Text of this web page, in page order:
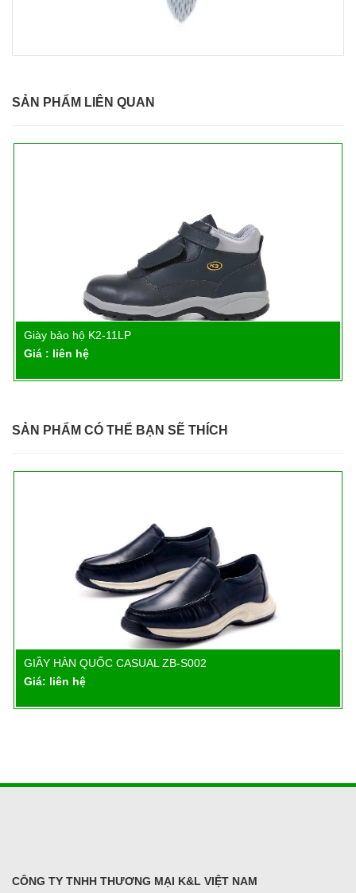
SẢN PHẨM LIÊN QUAN
Giày bảo hộ K2-11LP
Giá : liên hệ
SẢN PHẨM CÓ THỂ BẠN SẼ THÍCH
Chi tiết
GIẦY HÀN QUỐC CASUAL ZB-S002
Giá: liên hệ
CÔNG TY TNHH THƯƠNG MẠI K&L VIỆT NAM